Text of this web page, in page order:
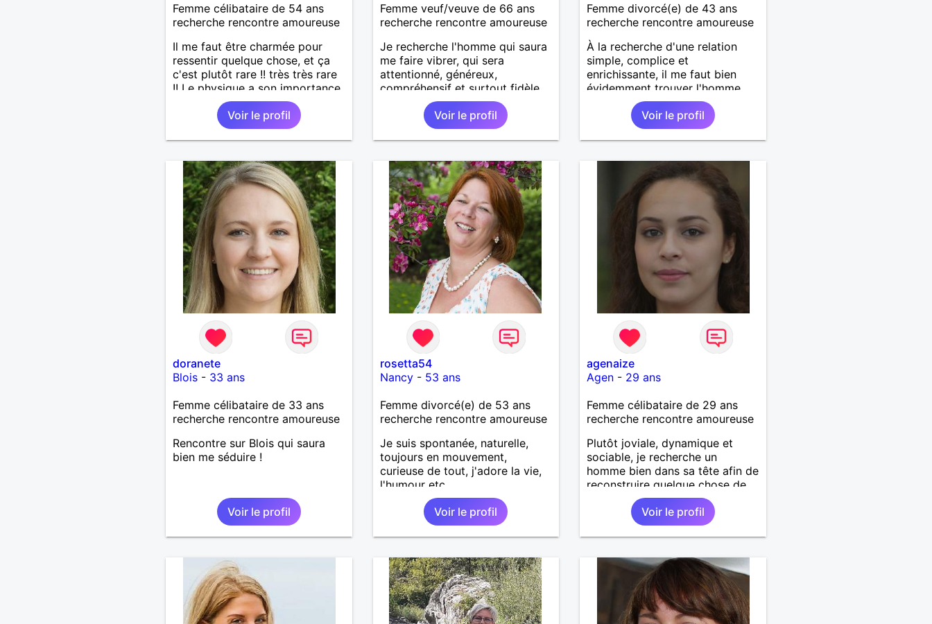
Femme célibataire de 54 ans
recherche rencontre amoureuse
Il me faut être charmée pour
ressentir quelque chose, et ça
c'est plutôt rare !! très très rare
!! Le physique a son importance,
même si ce n'est pas le seul
critère. Distingué, courtois,
communicatif, drôle, intelligent...
Les bwabwas de services
des contacts résidant sur l'île ...
les échanges à distance ne sont
pas dans mes prérogatives
Voir le profil
Femme veuf/veuve de 66 ans
recherche rencontre amoureuse
Je recherche l'homme qui saura
me faire vibrer, qui sera
attentionné, généreux,
compréhensif et surtout fidèle.
Voir le profil
Femme divorcé(e) de 43 ans
recherche rencontre amoureuse
À la recherche d'une relation
simple, complice et
enrichissante, il me faut bien
évidemment trouver l'homme
qui saura contribuer à ce
bonheur là.Voir le profil
doranete
Blois- 33 ans
Femme célibataire de 33 ans
recherche rencontre amoureuse
Rencontre sur Blois qui saura
bien me séduire !
Voir le profil
rosetta54
Nancy- 53 ans
Femme divorcé(e) de 53 ans
recherche rencontre amoureuse
Je suis spontanée, naturelle,
toujours en mouvement,
curieuse de tout, j'adore la vie,
l'humour etc.
Voir le profil
agenaize
Agen - 29 ans
Femme célibataire de 29 ans
recherche rencontre amoureuse
Plutôt joviale, dynamique et
sociable, je recherche un
homme bien dans sa tête afin de
reconstruire quelque chose de
Voir le profil